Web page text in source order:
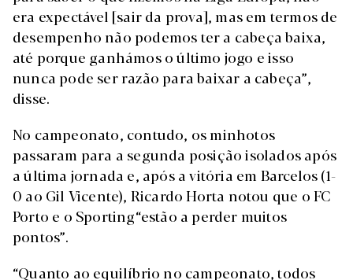
era expectável [sair da prova], mas em termos de
desempenho não podemos ter a cabeça baixa,
até porque ganhámos o último jogo e isso
nunca pode ser razão para baixar a cabeça”,
disse.
No campeonato, contudo, os minhotos
passaram para a segunda posição isolados após
a última jornada e, após a vitória em Barcelos (1-
0 ao Gil Vicente), Ricardo Horta notou que o FC
Porto e o Sporting“estão a perder muitos
pontos”.
“Quanto ao equilíbrio no campeonato, todos